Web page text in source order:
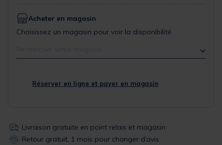
Acheter en magasin
Choisissez un magasin pour voir la disponibilité
Réserver en ligne et payer en magasin
Livraison gratuite en point relais et magasin
Retour gratuit, 1 mois pour changer d’avis